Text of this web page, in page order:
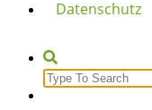
Datenschutz
Search
for: